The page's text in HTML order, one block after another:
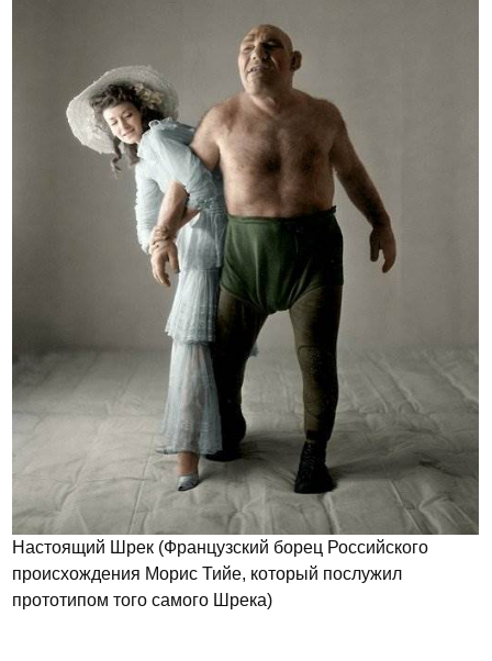
Настоящий Шрек (Французский борец Российского
происхождения Морис Тийе, который послужил
прототипом того самого Шрека)